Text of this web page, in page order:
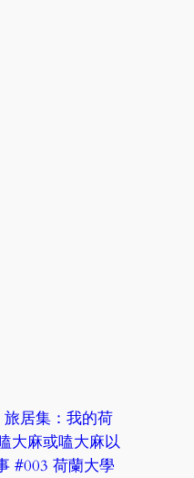
旅居集：我的荷
大麻或嗑大麻以
#003 荷蘭大學